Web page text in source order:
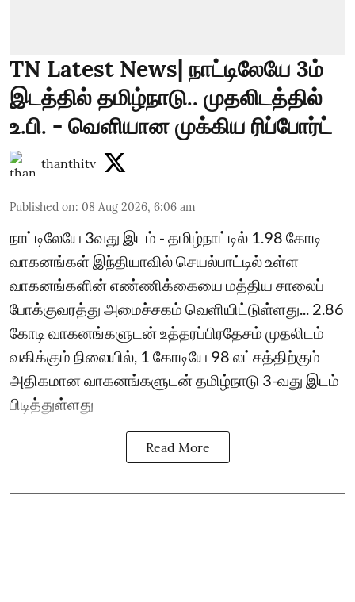
TN Latest News| நாட்டிலேயே 3ம்
இடத்தில் தமிழ்நாடு.. முதலிடத்தில்
உ.பி. - வெளியான முக்கிய ரிப்போர்ட்
thanthitv
Published on: 08 Aug 2026, 6:06 am
நாட்டிலேயே 3வது இடம் - தமிழ்நாட்டில் 1.98 கோடி
வாகனங்கள் இந்தியாவில் செயல்பாட்டில் உள்ள
வாகனங்களின் எண்ணிக்கையை மத்திய சாலைப்
போக்குவரத்து அமைச்சகம் வெளியிட்டுள்ளது... 2.86
கோடி வாகனங்களுடன் உத்தரப்பிரதேசம் முதலிடம்
வகிக்கும் நிலையில், 1 கோடியே 98 லட்சத்திற்கும்
அதிகமான வாகனங்களுடன் தமிழ்நாடு 3-வது இடம்
பிடித்துள்ளது
Read More